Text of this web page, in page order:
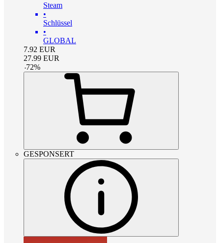
Steam
•
Schlüssel
•
GLOBAL
7.92 EUR
27.99 EUR
-72%
GESPONSERT